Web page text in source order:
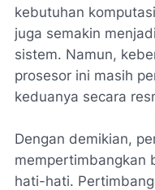
kebutuhan
juga semakin
sistem. Namun,
prosesor ini masih
keduanya secara
Dengan demikian,
mempertimbangkan
hati-hati.